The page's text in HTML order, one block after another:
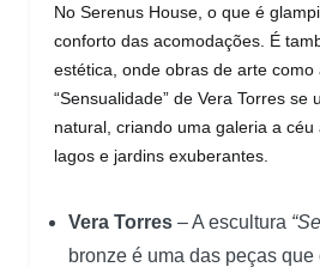
No Serenus House, o que é
conforto das acomodações. É
estética, onde obras de arte como
“Sensualidade” de Vera Torres se
natural, criando uma galeria a
lagos e jardins exuberantes.
Vera Torres – A escultura
bronze é uma das peças